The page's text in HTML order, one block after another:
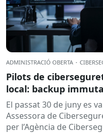
ADMINISTRACIÓ OBERTA ·
Pilots de
local: backup
El passat 30 de juny es
Assessora de
per l’Agència de